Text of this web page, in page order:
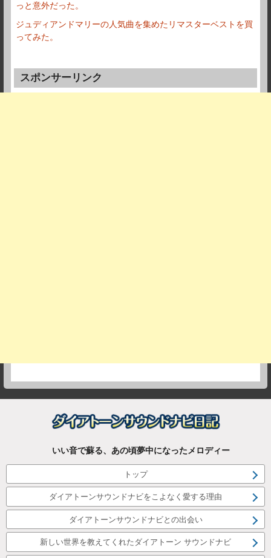
っと意外だった。
ジュディアンドマリーの人気曲を集めたリマスターベストを買
ってみた。
スポンサーリンク
いい音で蘇る、あの頃夢中になったメロディー
トップ
ダイアトーンサウンドナビをこよなく愛する理由
ダイアトーンサウンドナビとの出会い
新しい世界を教えてくれたダイアトーン サウンドナビ